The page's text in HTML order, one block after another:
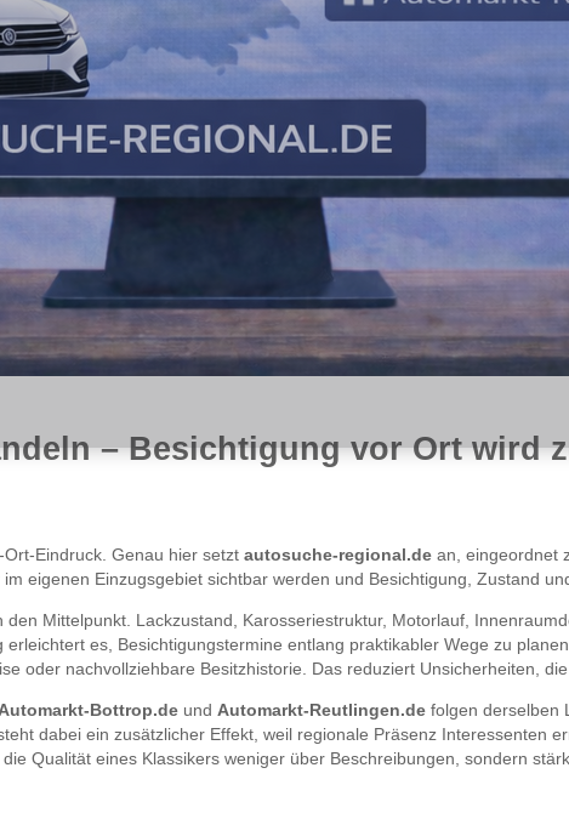
– Besichtigung vor Ort wird
Eindruck. Genau hier setzt autosuche-regional.de an, eingeordnet
eigenen Einzugsgebiet sichtbar werden und Besichtigung, Zustand
Mittelpunkt. Lackzustand, Karosseriestruktur, Motorlauf,
es, Besichtigungstermine entlang praktikabler Wege zu
oder nachvollziehbare Besitzhistorie. Das reduziert Unsicherheiten,
Automarkt-Bottrop.de und Automarkt-Reutlingen.de folgen derselben
dabei ein zusätzlicher Effekt, weil regionale Präsenz Interessenten
Qualität eines Klassikers weniger über Beschreibungen, sondern